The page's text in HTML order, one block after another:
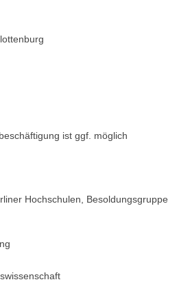
ist ggf. möglich
Hochschulen, Besoldungsgruppe